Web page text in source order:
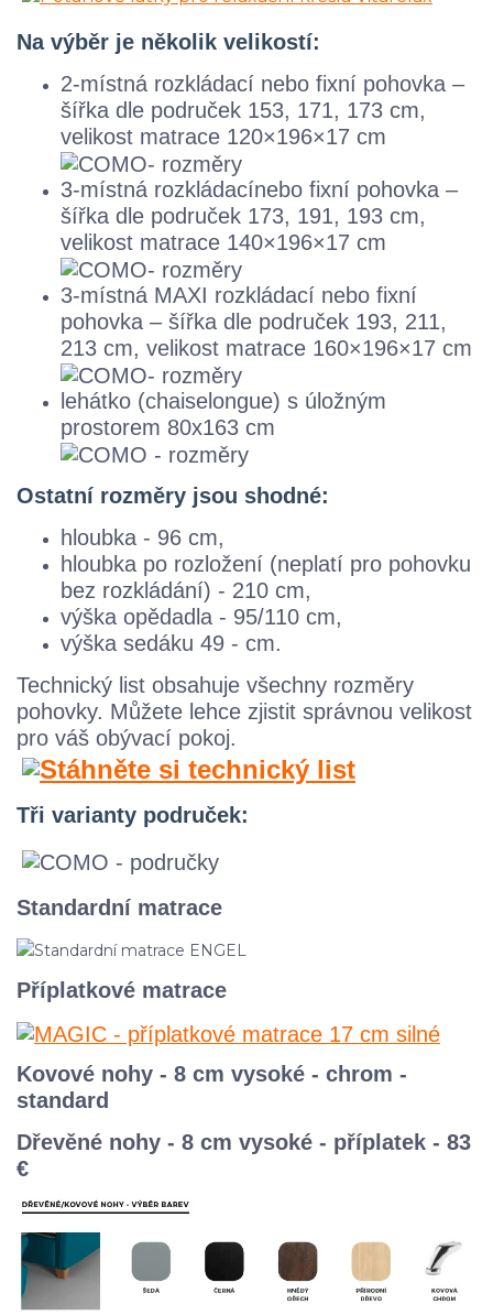
Na výběr je několik velikostí:
2-místná rozkládací nebo fixní pohovka –
šířka dle područek 153, 171, 173 cm,
velikost matrace 120×196×17 cm
3-místná rozkládacínebo fixní pohovka –
šířka dle područek 173, 191, 193 cm,
velikost matrace 140×196×17 cm
3-místná MAXI rozkládací nebo fixní
pohovka – šířka dle područek 193, 211,
213 cm, velikost matrace 160×196×17 cm
lehátko (chaiselongue) s úložným
prostorem 80x163 cm
Ostatní rozměry jsou shodné:
hloubka - 96 cm,
hloubka po rozložení (neplatí pro pohovku
bez rozkládání) - 210 cm,
výška opědadla - 95/110 cm,
výška sedáku 49 - cm.
Technický list obsahuje všechny rozměry
pohovky. Můžete lehce zjistit správnou velikost
pro váš obývací pokoj.
Tři varianty područek:
Standardní matrace
Příplatkové matrace
Kovové nohy - 8 cm vysoké - chrom -
standard
Dřevěné nohy - 8 cm vysoké - příplatek - 83
€